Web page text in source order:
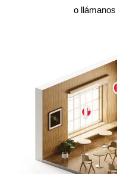
o